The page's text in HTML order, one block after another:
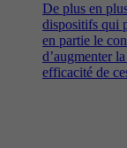
De plus en
dispositifs qui
en partie le
d’augmenter
efficacité de